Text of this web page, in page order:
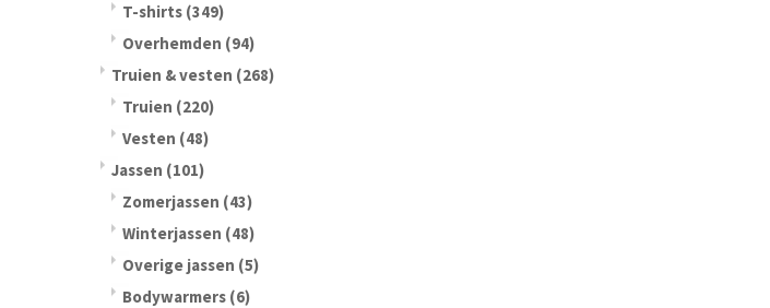
T-shirts (349)
Overhemden (94)
Truien & vesten (268)
Truien (220)
Vesten (48)
Jassen (101)
Zomerjassen (43)
Winterjassen (48)
Overige jassen (5)
Bodywarmers (6)